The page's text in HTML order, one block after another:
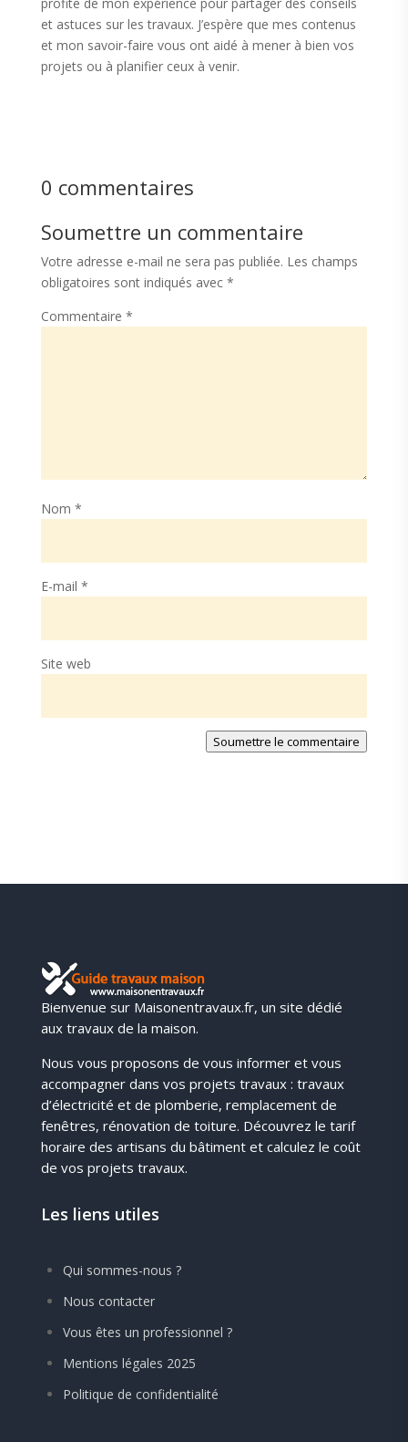
et astuces sur les travaux. J’espère que mes contenus
et mon savoir-faire vous ont aidé à mener à bien vos
projets ou à planifier ceux à venir.
0 commentaires
Soumettre un commentaire
Votre adresse e-mail ne sera pas publiée. Les champs
obligatoires sont indiqués avec *
Commentaire *
Nom *
E-mail *
Site web
Soumettre le commentaire
Bienvenue sur Maisonentravaux.fr, un site dédié
aux travaux de la maison.
Nous vous proposons de vous informer et vous
accompagner dans vos projets travaux : travaux
d’électricité et de plomberie, remplacement de
fenêtres, rénovation de toiture. Découvrez le tarif
horaire des artisans du bâtiment et calculez le coût
de vos projets travaux.
Les liens utiles
Qui sommes-nous ?
Nous contacter
Vous êtes un professionnel ?
Mentions légales 2025
Politique de confidentialité